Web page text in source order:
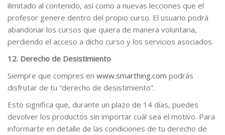
ilimitado al contenido, así como a nuevas lecciones que el
profesor genere dentro del propio curso. El usuario podrá
abandonar los cursos que quiera de manera voluntaria,
perdiendo el acceso a dicho curso y los servicios asociados.
12. Derecho de Desistimiento
Siempre que compres en www.smarthing.com podrás
disfrutar de tu “derecho de desistimiento”.
Esto significa que, durante un plazo de 14 días, puedes
devolver los productos sin importar cuál sea el motivo. Para
informarte en detalle de las condiciones de tu derecho de